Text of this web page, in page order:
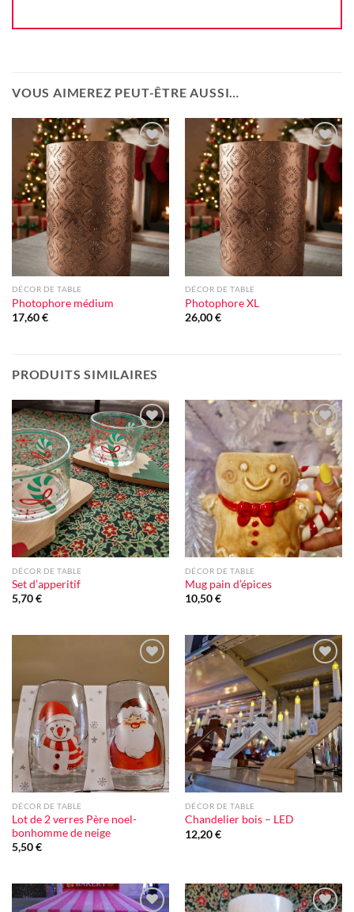
VOUS AIMEREZ PEUT-ÊTRE AUSSI…
Ajouter
à la liste
d'envie
DÉCOR DE TABLE
Photophore médium
17,60€
Ajouter
à la liste
d'envie
DÉCOR DE TABLE
Photophore XL
26,00€
PRODUITS SIMILAIRES
Ajouter
à la liste
d'envie
DÉCOR DE TABLE
Set d’apperitif
5,70€
Ajouter
à la liste
d'envie
DÉCOR DE TABLE
Mug pain d’épices
10,50€
à la liste
d'envie
DÉCOR DE TABLE
Lot de 2 verres Père noel-
bonhomme de neige
5,50€
Ajouter
à la liste
d'envie
DÉCOR DE TABLE
Chandelier bois – LED
12,20€